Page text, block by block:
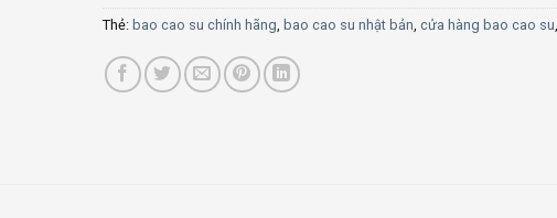
Thẻ: bao cao su chính hãng bao cao su nhật bản cửa hàng bao cao su